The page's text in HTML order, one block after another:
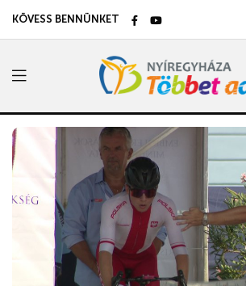
KÖVESS BENNÜNKET